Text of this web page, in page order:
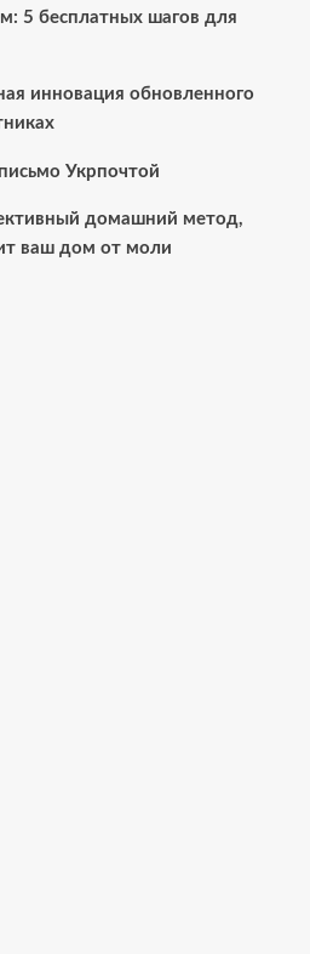
5 бесплатных шагов для
инновация обновленного
Укрпочтой
домашний метод,
ваш дом от моли